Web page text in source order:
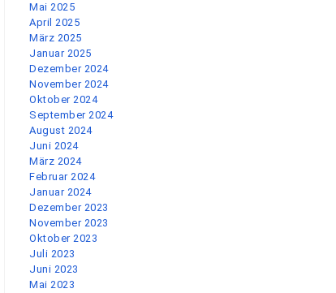
Mai 2025
April 2025
März 2025
Januar 2025
Dezember 2024
November 2024
Oktober 2024
September 2024
August 2024
Juni 2024
März 2024
Februar 2024
Januar 2024
Dezember 2023
November 2023
Oktober 2023
Juli 2023
Juni 2023
Mai 2023